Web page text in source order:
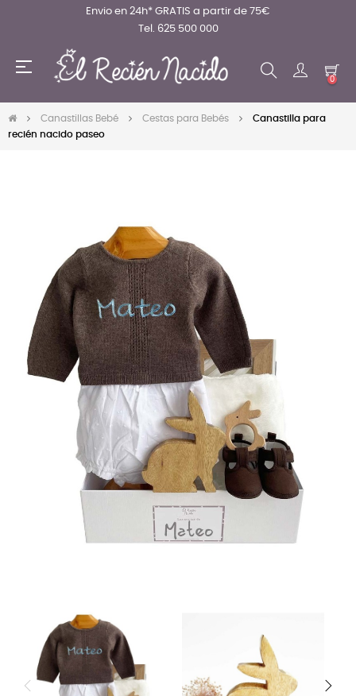
Envio en 24h* GRATIS a partir de 75€
Tel. 625 500 000
Navegación
☰
0
Canastillas Bebé Cestas para Bebés
Canastilla para
recién nacido paseo